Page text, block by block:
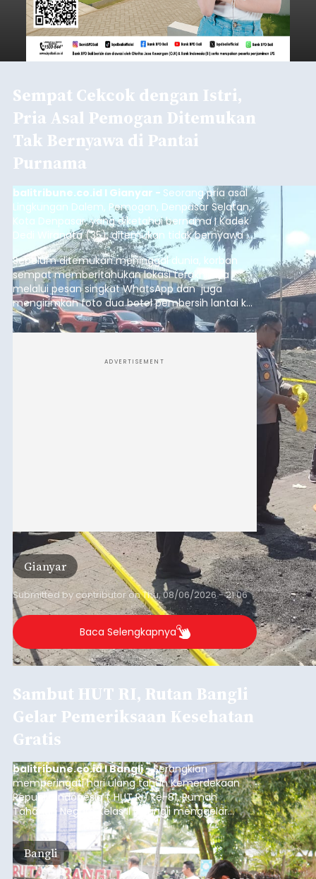
Sempat Cekcok dengan Istri,
Pria Asal Pemogan Ditemukan
Tak Bernyawa di Pantai
Purnama
balitribune.co.id I Gianyar - Seorang pria asal
Lingkungan Dalem, Pemogan, Denpasar Selatan,
Kota Denpasar, yang diketahui bernama I Kadek
Dedi Wiranata (35), ditemukan tidak bernyawa di
pesisir Pantai Purnama, Sukawati.
Sebelum ditemukan meninggal dunia, korban
sempat memberitahukan lokasi terakhirnya
melalui pesan singkat WhatsApp dan juga
mengirimkan foto dua botol pembersih lantai ke
istrinya.
ADVERTISEMENT
Gianyar
Submitted by contributoronThu, 08/06/2026 - 21:06
Baca Selengkapnya
Sambut HUT RI, Rutan Bangli
Gelar Pemeriksaan Kesehatan
Gratis
balitribune.co.id I Bangli -Serangkian
memperingati hari ulang tahun Kemerdekaan
Republik Indonesia ( HUT RI) ke-81, Rumah
Tahanan Negara Kelas II B Bangli menggelar
kegiatan pemeriksaan kesehatan gratis, Rabu
(6/8/2026).
Bangli